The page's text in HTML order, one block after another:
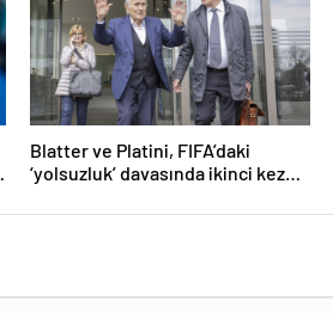
Blatter ve Platini, FIFA’daki
‘yolsuzluk’ davasında ikinci kez